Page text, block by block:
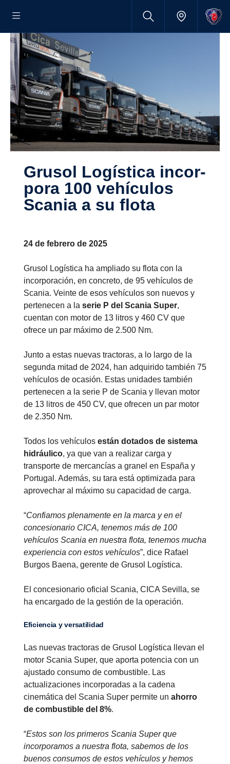
Grusol Logís­tica incor­
pora 100 vehículos
Scania a su flota
24 de febrero de 2025
Grusol Logística ha ampliado su flota con la
incorporación, en concreto, de 95 vehículos de
Scania. Veinte de esos vehículos son nuevos y
pertenecen a la serie P del Scania Super,
cuentan con motor de 13 litros y 460 CV que
ofrece un par máximo de 2.500 Nm.
Junto a estas nuevas tractoras, a lo largo de la
segunda mitad de 2024, han adquirido también 75
vehículos de ocasión. Estas unidades también
pertenecen a la serie P de Scania y llevan motor
de 13 litros de 450 CV, que ofrecen un par motor
de 2.350 Nm.
Todos los vehículos están dotados de sistema
hidráulico, ya que van a realizar carga y
transporte de mercancías a granel en España y
Portugal. Además, su tara está optimizada para
aprovechar al máximo su capacidad de carga.
“Confiamos plenamente en la marca y en el
concesionario CICA, tenemos más de 100
vehículos Scania en nuestra flota, tenemos mucha
experiencia con estos vehículos”, dice Rafael
Burgos Baena, gerente de Grusol Logística.
El concesionario oficial Scania, CICA Sevilla, se
ha encargado de la gestión de la operación.
Eficiencia y versatilidad
Las nuevas tractoras de Grusol Logística llevan el
motor Scania Super, que aporta potencia con un
ajustado consumo de combustible. Las
actualizaciones incorporadas a la cadena
cinemática del Scania Super permite un ahorro
de combustible del 8%.
“Estos son los primeros Scania Super que
incorporamos a nuestra flota, sabemos de los
buenos consumos de estos vehículos y hemos